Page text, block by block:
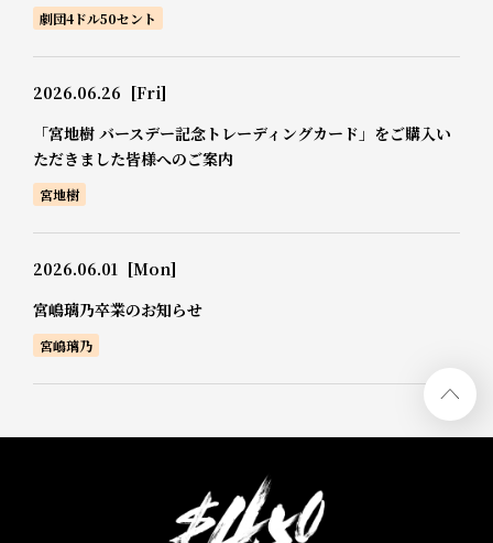
劇団4ドル50セント
2026.06.26 [Fri]
「宮地樹 バースデー記念トレーディングカード」をご購入い
ただきました皆様へのご案内
宮地樹
2026.06.01 [Mon]
宮嶋璃乃卒業のお知らせ
宮嶋璃乃